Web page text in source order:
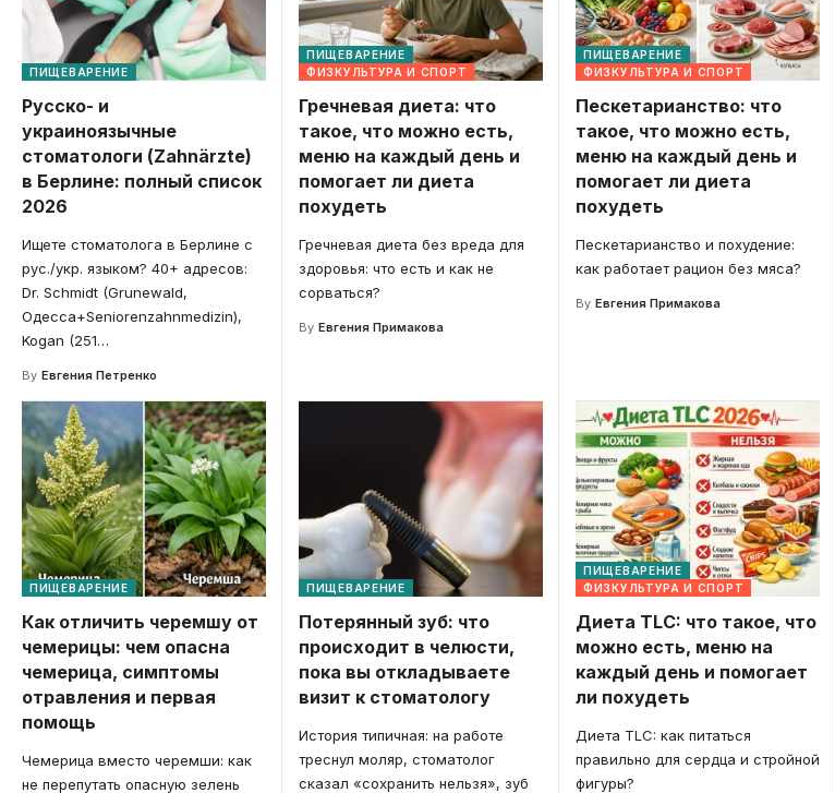
ПИЩЕВАРЕНИЕ
Русско- и
украиноязычные
стоматологи (Zahnärzte)
в Берлине: полный список
2026
Ищете стоматолога в Берлине с
рус./укр. языком? 40+ адресов:
Dr. Schmidt (Grunewald,
Одесса+Seniorenzahnmedizin),
Kogan (251…
By Евгения Петренко
ПИЩЕВАРЕНИЕ
ФИЗКУЛЬТУРА И СПОРТ
Гречневая диета: что
такое, что можно есть,
меню на каждый день и
помогает ли диета
похудеть
Гречневая диета без вреда для
здоровья: что есть и как не
сорваться?
By Евгения Примакова
ПИЩЕВАРЕНИЕ
ФИЗКУЛЬТУРА И СПОРТ
Пескетарианство: что
такое, что можно есть,
меню на каждый день и
помогает ли диета
похудеть
Пескетарианство и похудение:
как работает рацион без мяса?
By Евгения Примакова
ПИЩЕВАРЕНИЕ
Как отличить черемшу от
чемерицы: чем опасна
чемерица, симптомы
отравления и первая
помощь
Чемерица вместо черемши: как
не перепутать опасную зелень
ПИЩЕВАРЕНИЕ
Потерянный зуб: что
происходит в челюсти,
пока вы откладываете
визит к стоматологу
История типичная: на работе
треснул моляр, стоматолог
сказал «сохранить нельзя», зуб
ПИЩЕВАРЕНИЕ
ФИЗКУЛЬТУРА И СПОРТ
Диета TLC: что такое, что
можно есть, меню на
каждый день и помогает
ли похудеть
Диета TLC: как питаться
правильно для сердца и стройной
фигуры?